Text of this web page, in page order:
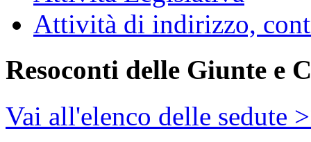
Attività di indirizzo,
Resoconti delle Giunte e
Vai all'elenco delle sedute